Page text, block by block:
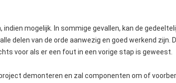
mogelijk. In sommige gevallen, kan de
delen van de orde aanwezig en goed werkend zijn.
voor als er een fout in een vorige stap is geweest.
demonteren en zal componenten om of